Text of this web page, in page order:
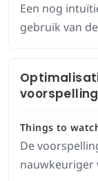
Een nog
gebruik van
Things to
De
nauwkeuriger